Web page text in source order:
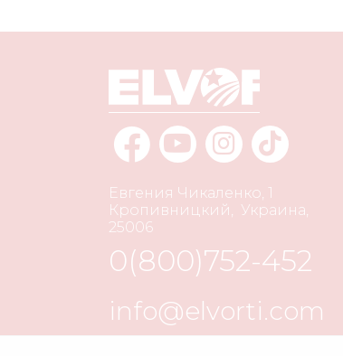
Евгения Чикаленко, 1
Кропивницкий
Украина
25006
0(800)752-452
info@elvorti.com